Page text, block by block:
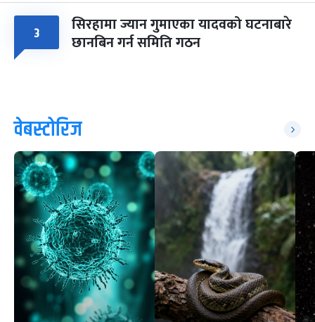
३ सिरहामा ज्यान गुमाएका यादवको घटनाबारे
छानबिन गर्न समिति गठन
वेबस्टोरिज